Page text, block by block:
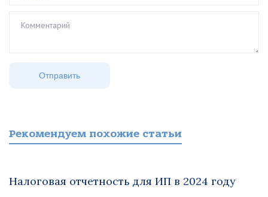
Рекомендуем похожие статьи
Налоговая отчетность для ИП в 2024 году